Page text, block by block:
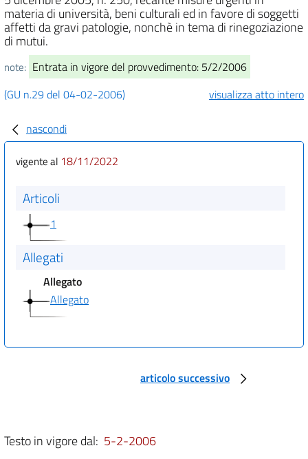
materia di università, beni culturali ed in favore di soggetti
affetti da gravi patologie, nonchè in tema di rinegoziazione
di mutui.
note: Entrata in vigore del provvedimento: 5/2/2006
(GU n.29 del 04-02-2006)
visualizza atto intero
nascondi
vigente al 18/11/2022
Articoli
1
Allegati
Allegato
Allegato
articolo successivo
Testo in vigore dal: 5-2-2006